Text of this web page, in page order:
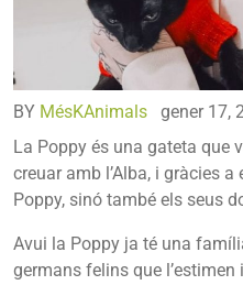
BY MésKAnimals
gener 17,
La Poppy és una gateta que
creuar amb l’Alba, i gràcies
Poppy, sinó també els seus
Avui la Poppy ja té una
germans felins que l’estimen